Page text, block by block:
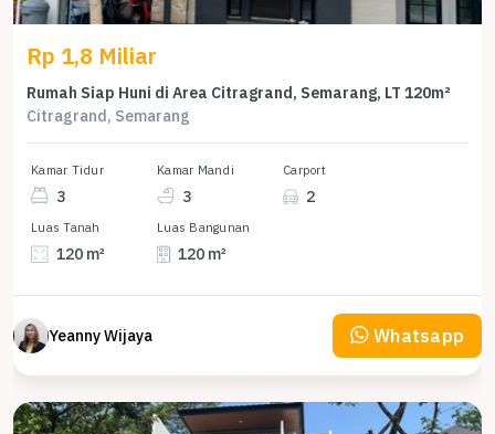
Rp 1,8 Miliar
Rumah Siap Huni di Area Citragrand, Semarang, LT 120m²
Citragrand, Semarang
Kamar Tidur
3
Kamar Mandi
3
Carport
2
Luas Tanah
120 m²
Luas Bangunan
120 m²
Yeanny Wijaya Whatsapp